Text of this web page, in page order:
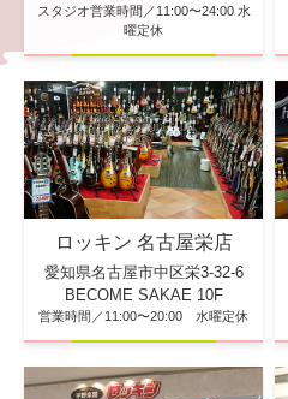
スタジオ営業時間／11:00〜24:00 水
曜定休
ロッキン 名古屋栄店
愛知県名古屋市中区栄3-32-6
BECOME SAKAE 10F
営業時間／11:00〜20:00 水曜定休